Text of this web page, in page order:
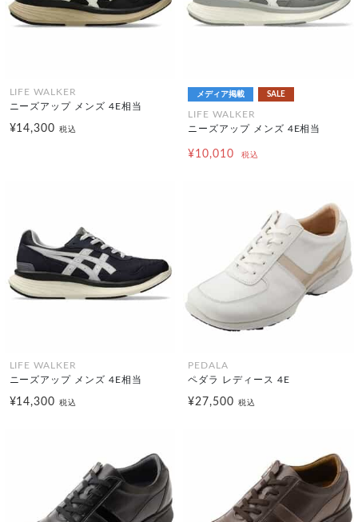
LIFE WALKER
ニーズアップ メンズ 4E相当
¥14,300税込
メディア掲載 SALE
LIFE WALKER
ニーズアップ メンズ 4E相当
¥10,010 税込
LIFE WALKER
ニーズアップ メンズ 4E相当
¥14,300税込
PEDALA
ペダラ レディース 4E
¥27,500 税込